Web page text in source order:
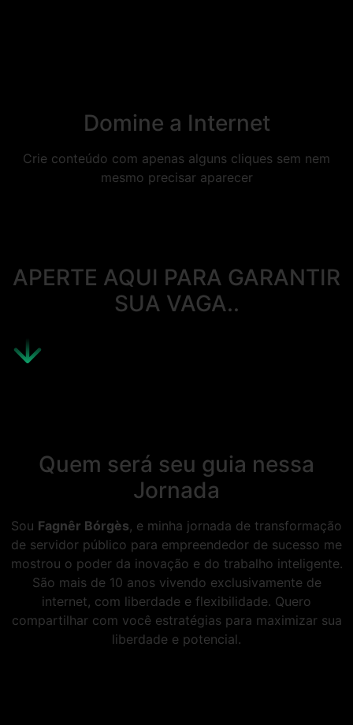
Domine a Internet
Crie conteúdo com apenas alguns cliques sem nem
mesmo precisar aparecer
APERTE AQUI PARA GARANTIR
SUA VAGA..
Quem será seu guia nessa
Jornada
Sou Fagnêr Bórgès, e minha jornada de transformação
de servidor público para empreendedor de sucesso me
mostrou o poder da inovação e do trabalho inteligente.
São mais de 10 anos vivendo exclusivamente de
internet, com liberdade e flexibilidade. Quero
compartilhar com você estratégias para maximizar sua
liberdade e potencial.